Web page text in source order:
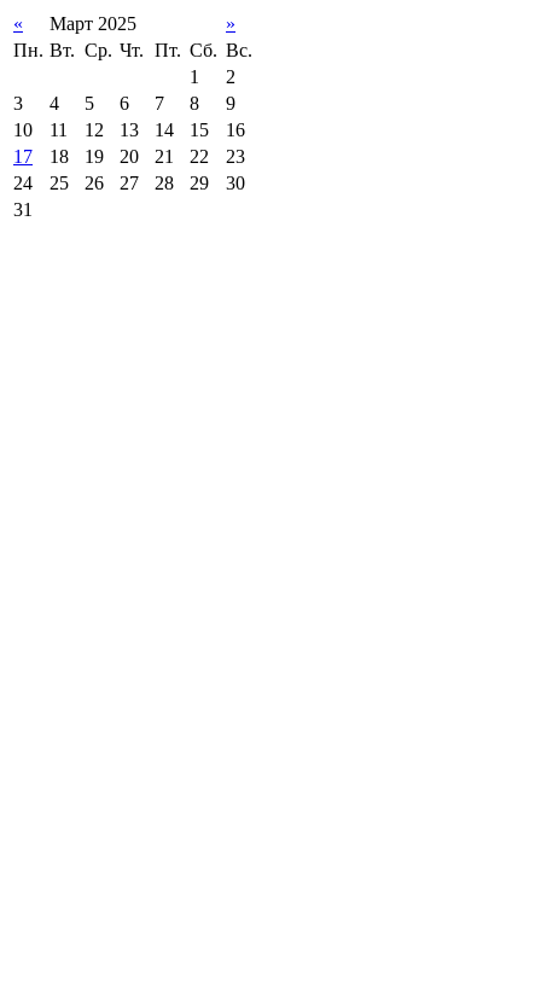
« Март 2025
»
Пн. Вт. Ср. Чт. Пт. Сб. Вс.
1
2
3
4 5 6 7 8
9
10
11 12 13 14 15
16
17
18 19 20 21 22
23
24
25 26 27 28 29
30
31